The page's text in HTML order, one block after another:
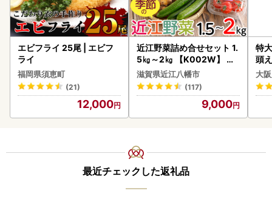
エビフライ 25尾 | エビフ
ライ
福岡県須恵町
(21)
12,000
近江野菜詰め合せセット 1.
5㎏～2㎏ 【K002W】 野
菜 旬 新鮮
滋賀県近江八幡市
(117)
9,000
特
頭
大
最近チェックした返礼品